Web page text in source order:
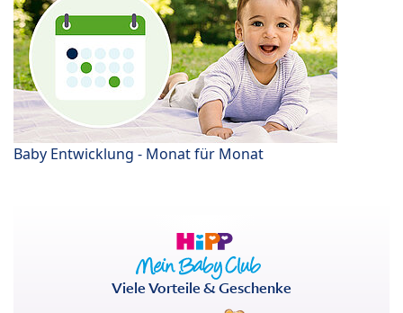
Baby Entwicklung - Monat für Monat
Viele Vorteile & Geschenke